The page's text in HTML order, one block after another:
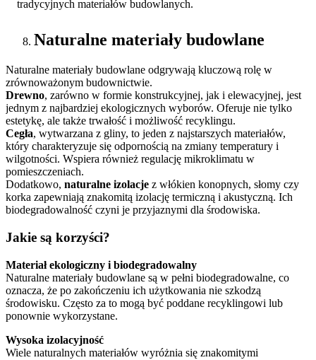
tradycyjnych materiałów budowlanych.
Naturalne materiały budowlane
Naturalne materiały budowlane odgrywają kluczową rolę w
zrównoważonym budownictwie.
Drewno, zarówno w formie konstrukcyjnej, jak i elewacyjnej, jest
jednym z najbardziej ekologicznych wyborów. Oferuje nie tylko
estetykę, ale także trwałość i możliwość recyklingu.
Cegła, wytwarzana z gliny, to jeden z najstarszych materiałów,
który charakteryzuje się odpornością na zmiany temperatury i
wilgotności. Wspiera również regulację mikroklimatu w
pomieszczeniach.
Dodatkowo, naturalne izolacje z włókien konopnych, słomy czy
korka zapewniają znakomitą izolację termiczną i akustyczną. Ich
biodegradowalność czyni je przyjaznymi dla środowiska.
Jakie są korzyści?
Materiał ekologiczny i biodegradowalny
Naturalne materiały budowlane są w pełni biodegradowalne, co
oznacza, że po zakończeniu ich użytkowania nie szkodzą
środowisku. Często za to mogą być poddane recyklingowi lub
ponownie wykorzystane.
Wysoka izolacyjność
Wiele naturalnych materiałów wyróżnia się znakomitymi